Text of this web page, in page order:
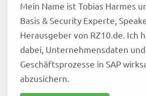
Mein Name ist Tobias Harmes
Basis & Security Experte,
Herausgeber von RZ10.de. Ich
dabei, Unternehmensdaten und
Geschäftsprozesse in SAP
abzusichern.